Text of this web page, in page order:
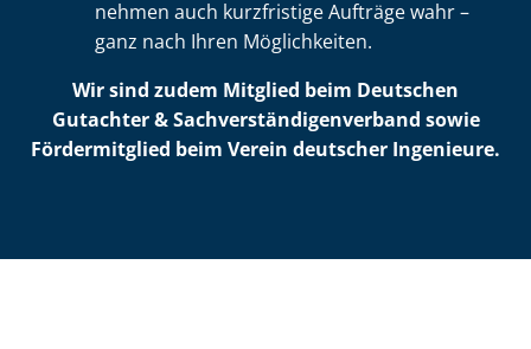
nehmen auch kurzfristige Aufträge wahr –
ganz nach Ihren Möglichkeiten.
Wir sind zudem Mitglied beim Deutschen
Gutachter & Sach­ver­stän­di­gen­ver­band sowie
Fördermitglied beim Verein deutscher Ingenieure.